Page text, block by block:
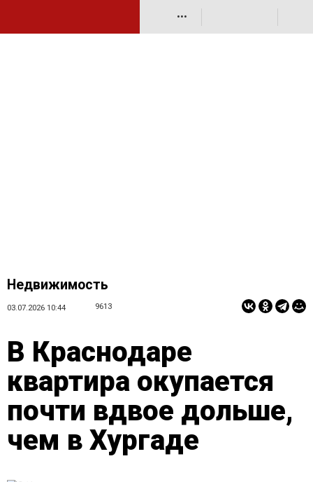
•••
Недвижимость
03.07.2026 10:44 9613
В Краснодаре
квартира окупается
почти вдвое дольше,
чем в Хургаде